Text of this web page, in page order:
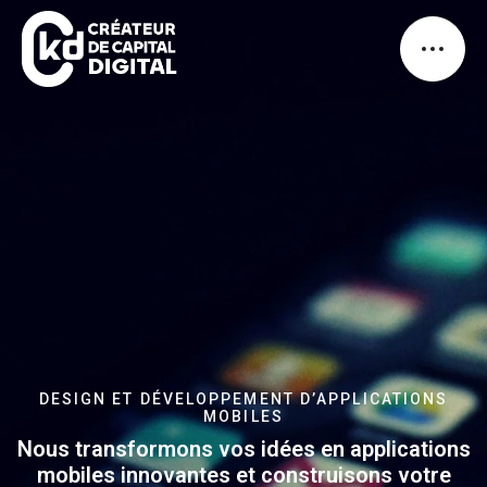
HOME
A PROPOS
DESIGN ET DÉVELOPPEMENT D’APPLICATIONS
MOBILES
Nous transformons vos idées en applications
mobiles innovantes et construisons votre